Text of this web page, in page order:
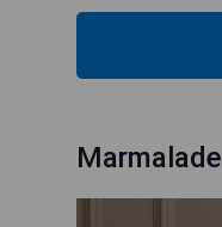
Marmalade